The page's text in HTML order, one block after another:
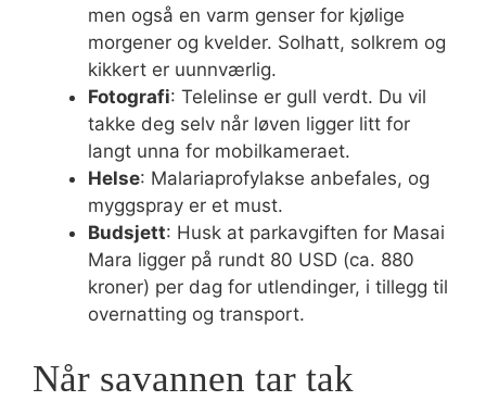
men også en varm genser for kjølige
morgener og kvelder. Solhatt, solkrem og
kikkert er uunnværlig.
Fotografi: Telelinse er gull verdt. Du vil
takke deg selv når løven ligger litt for
langt unna for mobilkameraet.
Helse: Malariaprofylakse anbefales, og
myggspray er et must.
Budsjett: Husk at parkavgiften for Masai
Mara ligger på rundt 80 USD (ca. 880
kroner) per dag for utlendinger, i tillegg til
overnatting og transport.
Når savannen tar tak